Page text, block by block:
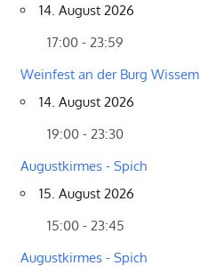
14. August 2026
17:00 - 23:59
Weinfest an der Burg Wissem
14. August 2026
19:00 - 23:30
Augustkirmes - Spich
15. August 2026
15:00 - 23:45
Augustkirmes - Spich